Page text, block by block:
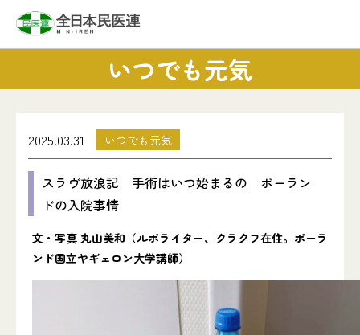
いつでも元気
2025.03.31 いつでも元気
スラヴ放浪記 手術はいつ始まるの ポーラン
ドの入院事情
文・写真 丸山美和（ルポライター、クラクフ在住。ポーラ
ンド国立ヤギェロン大学講師）